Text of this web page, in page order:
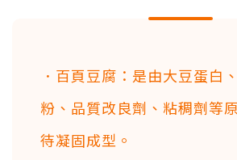
．百頁豆腐：是由大豆蛋白
粉、品質改良劑、粘稠劑等
待凝固成型。